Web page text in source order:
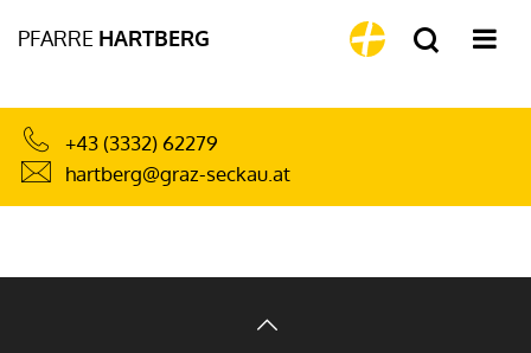
PFARRE HARTBERG
+43 (3332) 62279
hartberg@graz-seckau.at